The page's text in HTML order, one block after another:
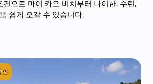
건으로 마이 카오 비치부터 나이한, 수린,
쉽게 오갈 수 있습니다.
인